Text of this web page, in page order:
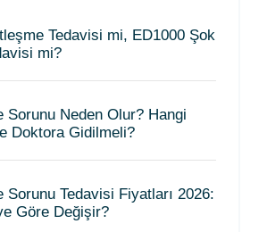
Tedavisi mi, ED1000 Şok
mi?
Sorunu Neden Olur? Hangi
Doktora Gidilmeli?
Sorunu Tedavisi Fiyatları 2026:
Göre Değişir?